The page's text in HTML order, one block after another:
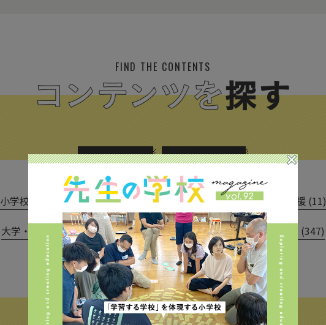
FIND THE CONTENTS
校種から探す テーマから探す
小学校 (293) 中学校 (261) 高校 (293) 一貫校 (65) 特別支援 (11)
大学・専門学校 (17) 保育園・幼稚園 (1) 民間企業 (63) 公立 (347)
私立 (356) オルタナティブスクール (18) 教育委員会 (4)